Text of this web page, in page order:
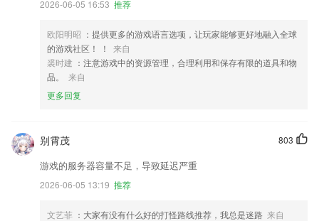
2026-06-05 16:53 推荐
欧阳明昭 ：提供更多的游戏语言选项，让玩家能够更好地融入全球
的游戏社区！ ！
来自
裘时建 ：注意游戏中的资源管理，合理利用和保存有限的道具和物
品。
来自
更多回复
803
别霄茂
游戏的服务器容量不足，导致延迟严重
2026-06-05 13:19 推荐
文艺菲 ：大家有没有什么好的打怪路线推荐，我总是迷路 来自